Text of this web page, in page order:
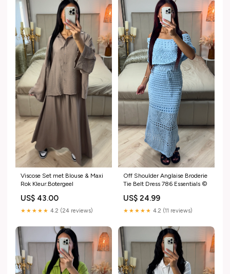
Viscose Set met Blouse & Maxi
Rok Kleur:Botergeel
US$ 43.00
★★★★★ 4.2 (24 reviews)
Off Shoulder Anglaise Broderie
Tie Belt Dress 786 Essentials ©
US$ 24.99
★★★★★ 4.2 (11 reviews)